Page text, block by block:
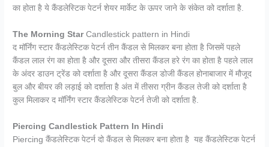
का होता है ये कैंडलेस्टिक पेटर्न शेयर मार्केट के ऊपर जाने के संकेत को दर्शाता है.
The Morning StarCandlestick pattern in Hindi
द मॉर्निंग स्टार कैंडलेस्टिक पेटर्न तीन कैंडल से मिलकर बना होता है जिसमें पहले
कैंडल लाल रंग का होता है और दूसरा और तीसरा कैंडल हरे रंग का होता है पहले लाल
के अंदर डाउन ट्रेंड को दर्शाता है और दूसरा कैंडल डोजी कैंडल होनाबाजार में मौजूद
बुल और बीयर की लड़ाई को दर्शाता है अंत में तीसरा ग्रीन कैंडल तेजी को दर्शाता है
कुल मिलाकर द मॉर्निंग स्टार कैंडलेस्टिक पेटर्न तेजी को दर्शाता है.
Piercing Candlestick Pattern In Hindi
Piercing कैंडलेस्टिक पेटर्न दो कैंडल से मिलकर बना होता है यह कैंडलेस्टिक पेटर्न